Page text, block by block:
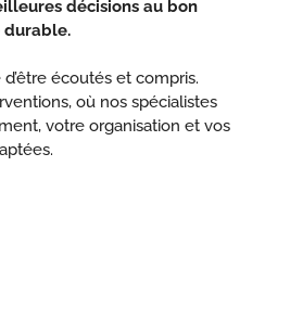
décisions au bon
durable.
écoutés et compris.
où nos spécialistes
votre organisation et vos